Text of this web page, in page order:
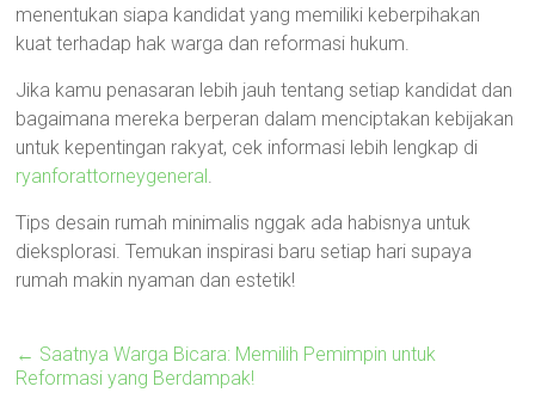
menentukan siapa kandidat yang memiliki keberpihakan
kuat terhadap hak warga dan reformasi hukum.
Jika kamu penasaran lebih jauh tentang setiap kandidat dan
bagaimana mereka berperan dalam menciptakan kebijakan
untuk kepentingan rakyat, cek informasi lebih lengkap di
ryanforattorneygeneral.
Tips desain rumah minimalis nggak ada habisnya untuk
dieksplorasi. Temukan inspirasi baru setiap hari supaya
rumah makin nyaman dan estetik!
← Saatnya Warga Bicara: Memilih Pemimpin untuk
Reformasi yang Berdampak!